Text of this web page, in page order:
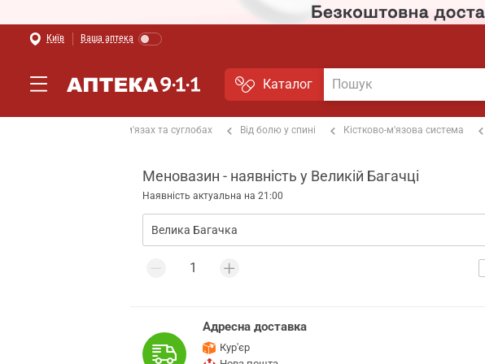
Київ Ваша аптека
Каталог
Від болю в м'язах та суглобах Від болю у спині Кістково-м'язова система
Меновазин - наявність у Великій Багачці
Наявність актуальна на 21:00
Адресна доставка
Кур'єр